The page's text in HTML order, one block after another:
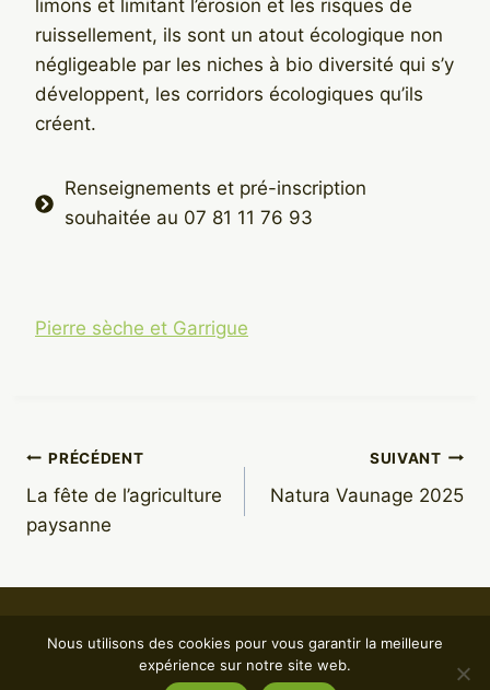
limons et limitant l’érosion et les risques de
ruissellement, ils sont un atout écologique non
négligeable par les niches à bio diversité qui s’y
développent, les corridors écologiques qu’ils
créent.
Renseignements et pré-inscription
souhaitée au 07 81 11 76 93
Pierre sèche et Garrigue
Navigation
de
l’article
PRÉCÉDENT
La fête de l’agriculture
paysanne
SUIVANT
Natura Vaunage 2025
Mentions légales | © 2023 Association Abeille et Biodiversité
• Vaunage |Conception : Mawo
Nous utilisons des cookies pour vous garantir la meilleure
expérience sur notre site web.